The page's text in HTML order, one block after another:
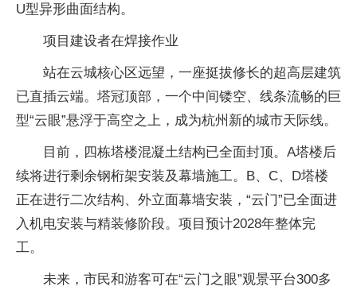
U型异形曲面结构。
项目建设者在焊接作业
站在云城核心区远望，一座挺拔修长的超高层建筑
已直插云端。塔冠顶部，一个中间镂空、线条流畅的巨
型“云眼”悬浮于高空之上，成为杭州新的城市天际线。
目前，四栋塔楼混凝土结构已全面封顶。A塔楼后
续将进行剩余钢桁架安装及幕墙施工。B、C、D塔楼
正在进行二次结构、外立面幕墙安装，“云门”已全面进
入机电安装与精装修阶段。项目预计2028年整体完
工。
未来，市民和游客可在“云门之眼”观景平台300多